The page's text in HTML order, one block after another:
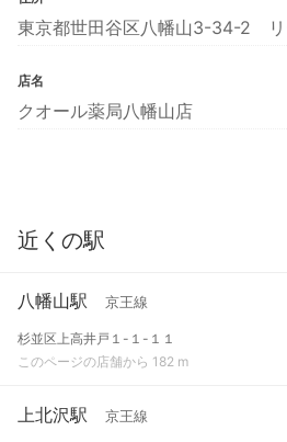
東京都世田谷区八幡山3-34-2
店名
クオール薬局八幡山店
近くの駅
八幡山駅 京王線
杉並区上高井戸１-１-１１
このページの店舗から 182 m
上北沢駅 京王線